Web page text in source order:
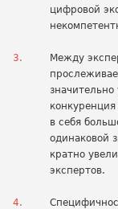
цифровой
Между
в себя
одинаковой
кратно
экспертов.